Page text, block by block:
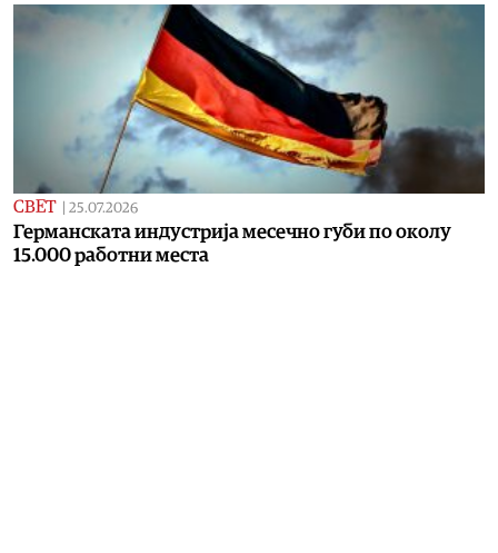
СВЕТ 25.07.2026
Германската индустрија месечно губи по околу
15.000 работни места